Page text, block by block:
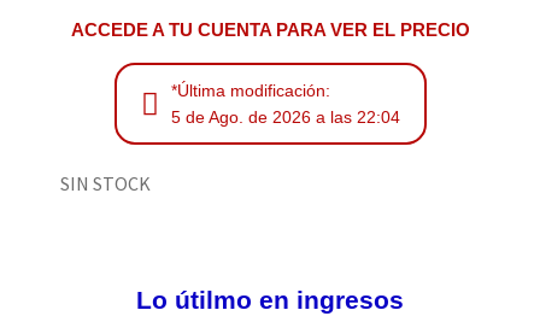
ACCEDE A TU CUENTA PARA VER EL PRECIO
*Última modificación:
5 de Ago. de 2026 a las 22:04
SIN STOCK
Lo útilmo en ingresos